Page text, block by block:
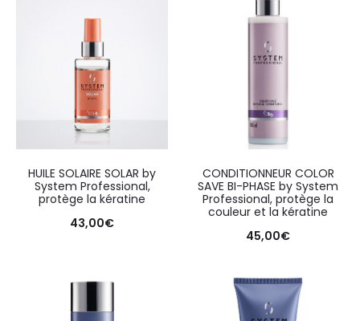
HUILE SOLAIRE SOLAR by
System Professional,
protège la kératine
43,00€
CONDITIONNEUR COLOR
SAVE BI-PHASE by System
Professional, protège la
couleur et la kératine
45,00€